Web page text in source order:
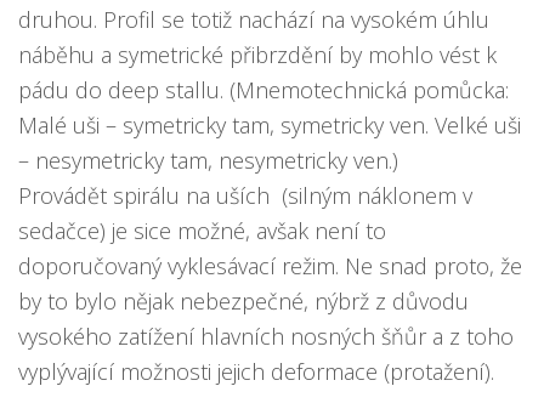
druhou. Profil se totiž nachází na vysokém úhlu
náběhu a symetrické přibrzdění by mohlo vést k
pádu do deep stallu. (Mnemotechnická pomůcka:
Malé uši – symetricky tam, symetricky ven. Velké uši
– nesymetricky tam, nesymetricky ven.)
Provádět spirálu na uších (silným náklonem v
sedačce) je sice možné, avšak není to
doporučovaný vyklesávací režim. Ne snad proto, že
by to bylo nějak nebezpečné, nýbrž z důvodu
vysokého zatížení hlavních nosných šňůr a z toho
vyplývající možnosti jejich deformace (protažení).